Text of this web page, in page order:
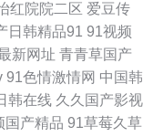
精品合集视频 亚洲成人
久久精品 综合色图东京
福利午夜导航 丁香婷婷
红院院二区 爱豆传
日韩精品91 91视频
新网址 青青草国产
91色情激情网 中国韩
韩在线 久久国产影视
国产精品 91草莓久草